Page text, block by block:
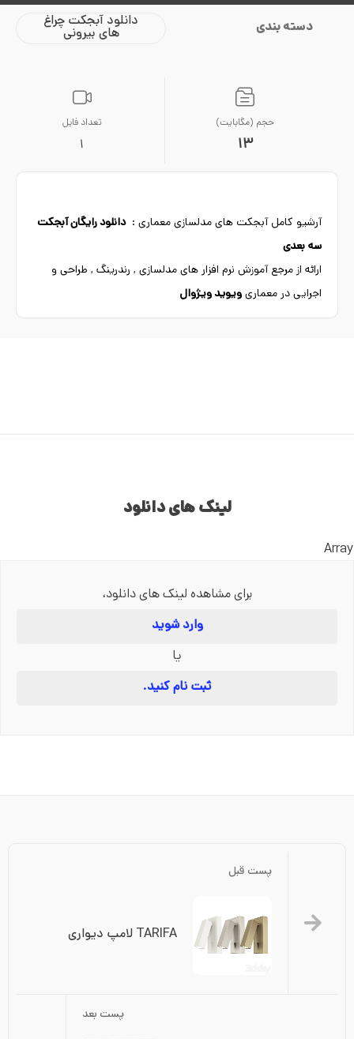
دسته بندی دانلود آبجکت چراغ
های بیرونی
حجم (مگابایت)
13
تعداد فایل
1
آرشیو کامل آبجکت های مدلسازی معماری :دانلود رایگان آبجکت
سه بعدی
ارائه از مرجع آموزش نرم افزار های مدلسازی , رندرینگ , طراحی و
اجرایی در معماریویوید ویژوال
لینک های دانلود
Array
برای مشاهده لینک های دانلود،
وارد شوید
یا
ثبت نام کنید.
پست قبل
TARIFA لامپ دیواری
پست بعد